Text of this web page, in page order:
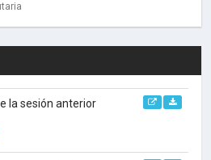
la sesión anterior